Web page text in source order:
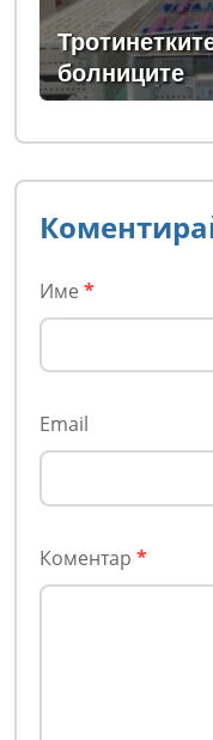
болниците
Име *
Email
Коментар *